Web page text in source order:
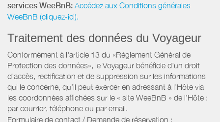
services WeeBnB: Accédez aux Conditions générales
WeeBnB (cliquez-ici).
Traitement des données du Voyageur
Conformément à l'article 13 du «Règlement Général de
Protection des données», le Voyageur bénéficie d’un droit
d’accès, rectification et de suppression sur les informations
qui le concerne, qu’il peut exercer en adressant à l’Hôte via
les coordonnées affichées sur le « site WeeBnB » de l’Hôte :
par courrier, téléphone ou par email.
Formulaire de contact / Demande de réservation :